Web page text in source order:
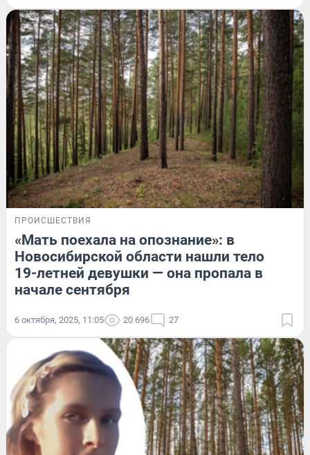
ПРОИСШЕСТВИЯ
«Мать поехала на опознание»: в
Новосибирской области нашли тело
19-летней девушки — она пропала в
начале сентября
6 октября, 2025, 11:05 20 696 27